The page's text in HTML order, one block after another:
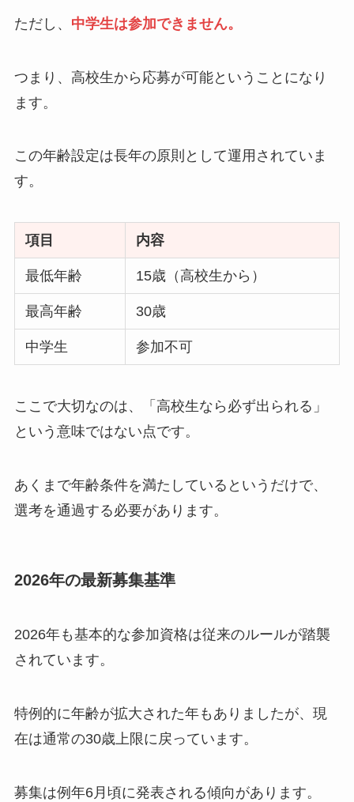
ただし、 中学生は参加できません。
つまり、高校生から応募が可能ということになり
ます。
この年齢設定は長年の原則として運用されていま
す。
項目 内容
最低年齢 15歳（高校生から）
最高年齢 30歳
中学生 参加不可
ここで大切なのは、「高校生なら必ず出られる」
という意味ではない点です。
あくまで年齢条件を満たしているというだけで、
選考を通過する必要があります。
2026年の最新募集基準
2026年も基本的な参加資格は従来のルールが踏襲
されています。
特例的に年齢が拡大された年もありましたが、現
在は通常の30歳上限に戻っています。
募集は例年6月頃に発表される傾向があります。